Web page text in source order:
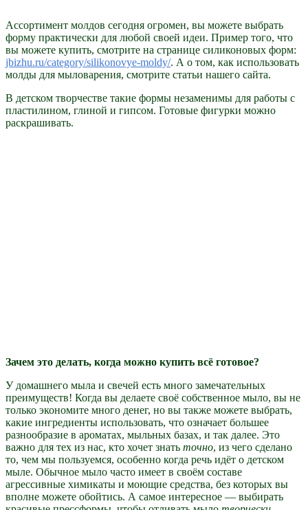
Ассортимент молдов сегодня огромен, вы можете выбрать
форму практически для любой своей идеи. Пример того, что
вы можете купить, смотрите на странице силиконовых форм:
jbizhu.ru/category/silikonovye-moldy/. А о том, как использовать
молды для мыловарения, смотрите статьи нашего сайта.
В детском творчестве такие формы незаменимы для работы с
пластилином, глиной и гипсом. Готовые фигурки можно
раскрашивать.
Зачем это делать, когда можно купить всё готовое?
У домашнего мыла и свечей есть много замечательных
преимуществ! Когда вы делаете своё собственное мыло, вы не
только экономите много денег, но вы также можете выбрать,
какие ингредиенты использовать, что означает большее
разнообразие в ароматах, мыльных базах, и так далее. Это
важно для тех из нас, кто хочет знать точно, из чего сделано
то, чем мы пользуемся, особенно когда речь идёт о детском
мыле. Обычное мыло часто имеет в своём составе
агрессивные химикаты и моющие средства, без которых вы
вполне можете обойтись. А самое интересное — выбирать